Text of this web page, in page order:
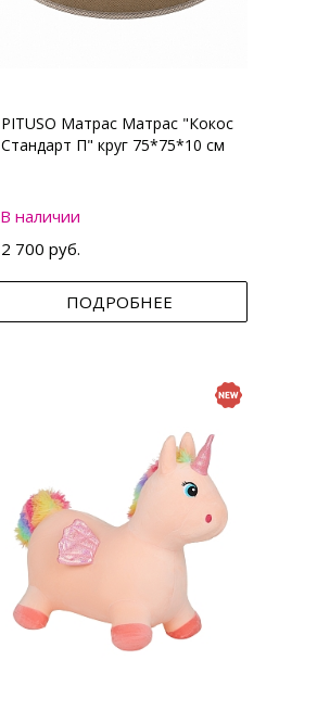
PITUSO Матрас Матрас "Кокос
Стандарт П" круг 75*75*10 см
В наличии
2 700 руб.
ПОДРОБНЕЕ